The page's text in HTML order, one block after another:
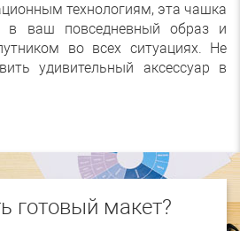
технологиям, эта чашка
в ваш повседневный образ и
во всех ситуациях. Не
удивительный аксессуар в
готовый макет?